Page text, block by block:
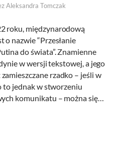
Aleksandra Tomczak
roku, międzynarodową
o nazwie “Przesłanie
do świata”. Znamienne
w wersji tekstowej, a jego
rzadko – jeśli w
to jednak w stworzeniu
komunikatu – można się…